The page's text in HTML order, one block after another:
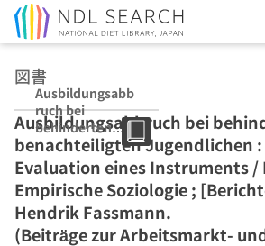
図書
Ausbildungsabb
ruch bei
behinderten
und
benachteiligten
Jugendlichen :
Erprobung und
Evaluation eines
Instruments /
Ausbildungsabbruch bei
benachteiligten Jugendlichen
Evaluation eines Instruments
Empirische Soziologie ;
Hendrik Fassmann.
(Beiträge zur Arbeitsmarkt-